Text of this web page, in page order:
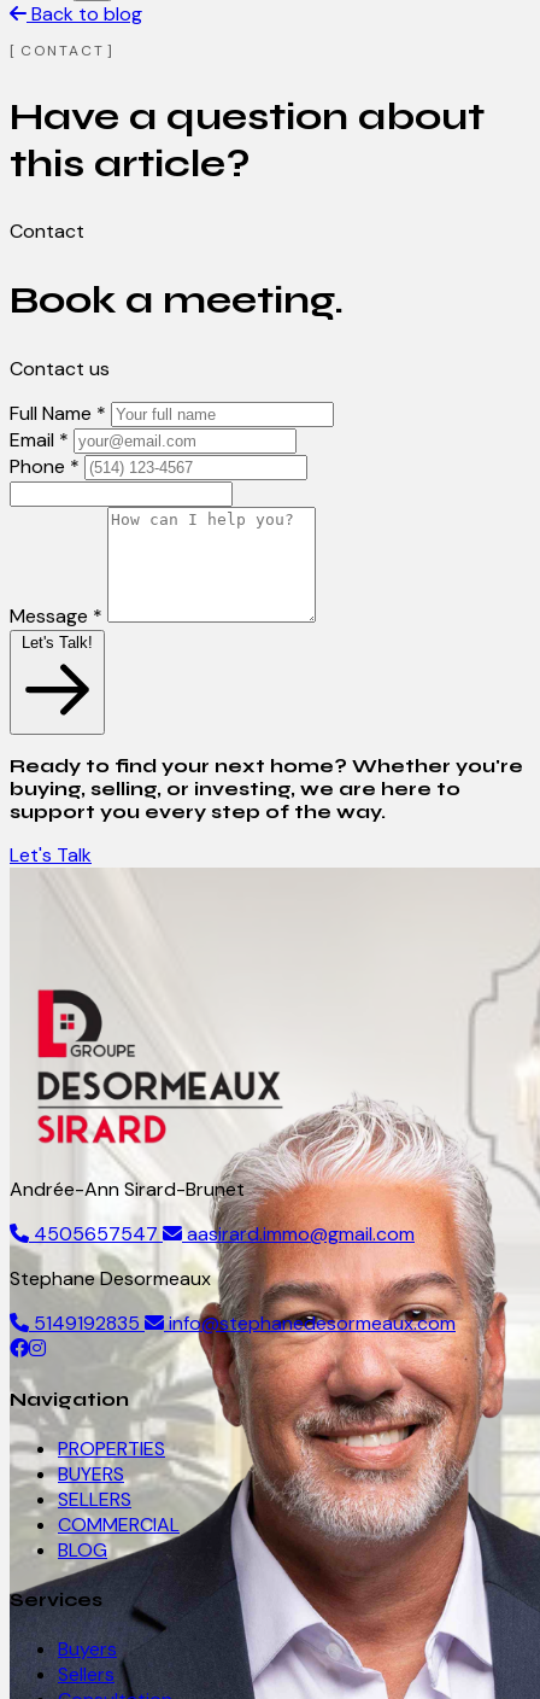
Back to blog
CONTACT
Have a question about
this article?
Contact
Book a meeting.
Contact us
Full Name *
Email *
Phone *
Message *
Let's Talk!
Ready to find your next home? Whether you're
buying, selling, or investing, we are here to
support you every step of the way.
Let's Talk
Andrée-Ann Sirard-Brunet
4505657547
aasirard.immo@gmail.com
Stephane Desormeaux
5149192835
info@stephanedesormeaux.com
Navigation
PROPERTIES
BUYERS
SELLERS
COMMERCIAL
BLOG
Services
Buyers
Sellers